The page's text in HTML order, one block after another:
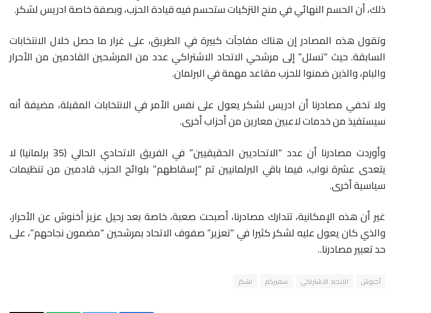
ذلك، أن الحسم النهائي في منح التزكيات ستحسم فيه قيادة الحزب، وبصفة خاصة ادريس لشكر.
وتقول هذه المصادر إن هناك مفاجآت كبيرة في الطريق، على غرار ما حصل خلال الانتخابات
السابقة. حيث “تسلل” إلى مرشحي الاتحاد الاشتراكي عدد من المرشحين القادمين من الأحرار
والبام، والذين ضمنوا للحزب مقاعد مهمة في البرلمان.
ولا تخفي مصادرنا أن ادريس لشكر يعول على نفس الأمر في الانتخابات المقبلة، مضيفة أنه
سيستفيذ من خدمات لاعبين معارين من أحزاب أخرى.
وأوردت مصادرنا أن عدد “الاتحاديين الحقيقيين” في الفريق الاتحادي الحالي (35 برلمانيا) لا
يتعدى عشرة نواب، فيما باقي البرلمانيين تم “إسقاطهم” بلوائح الحزب قادمين من تنظيمات
سياسية أخرى.
غير أن هذه الإمكانية، تتدارك مصادرنا، أصبحت صعبة، خاصة بعد رحيل عزيز أخنوش عن الأحرار،
والذي كان يعول عليه لشكر كثيرا في “تعزير” صفوف الاتحاد بمرشحين “مضمون نجاحهم”، على
حد تعبير مصادرنا..
أخنوش الاتحاد الاشتراكي سفيركم لشكر